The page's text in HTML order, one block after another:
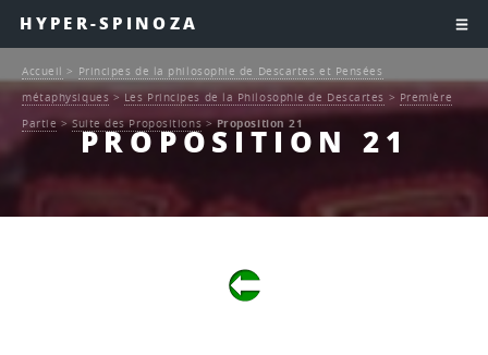
HYPER-SPINOZA
PROPOSITION 21
Accueil > Principes de la philosophie de Descartes et Pensées
métaphysiques >Les Principes de la Philosophie de Descartes > Première
Partie>Suite des Propositions>Proposition 21